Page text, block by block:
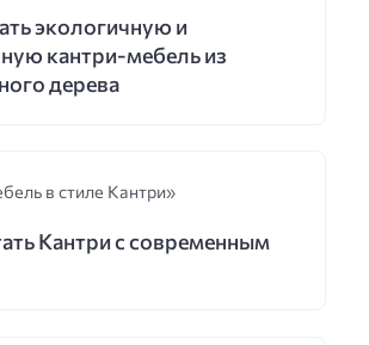
экологичную и
кантри-мебель из
дерева
в стиле Кантри»
Кантри с современным